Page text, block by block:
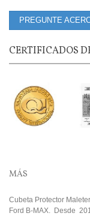
PREGUNTE
CERTIFICADOS
MÁS
Cubeta Protector
Ford B-MAX. Desde